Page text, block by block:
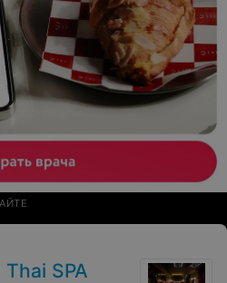
SPA